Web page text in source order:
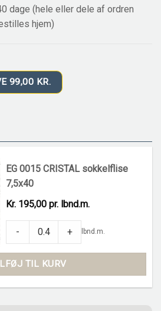
dage (hele eller dele af ordren
hjem)
99,00 KR.
EG 0015 CRISTAL sokkelflise
7,5x40
Kr. 195,00 pr. lbnd.m.
EG 0015 CRISTAL sokkelflise 7,5x40
- + lbnd.m.
TIL KURV